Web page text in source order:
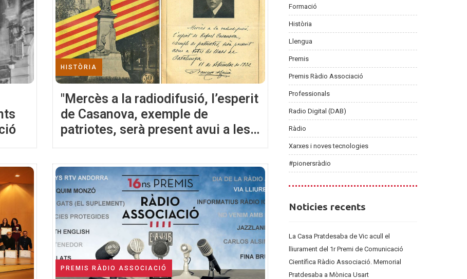
HISTÒRIA
"Mercès a la radiodifusió, l’esperit
de Casanova, exemple de
patriotes, serà present avui a les
llars de Catalunya" (President
Macià 1932)
PREMIS RÀDIO ASSOCIACIÓ
Formació
Història
Llengua
Premis
Premis Ràdio Associació
Professionals
Radio Digital (DAB)
Ràdio
Xarxes i noves tecnologies
#pionersràdio
Noticies
Noticies recents
La Casa Pratdesaba de Vic acull el
lliurament del 1r Premi de Comunicació
Científica Ràdio Associació. Memorial
Pratdesaba a Mònica Usart